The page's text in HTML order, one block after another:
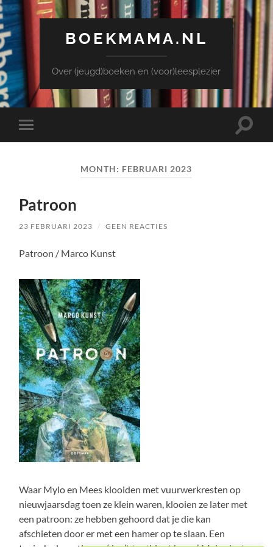
BOEKMAMA.NL
Over (jeugd)boeken en (voor)leesplezier
Toggle
mobiel
Toggle
MONTH: FEBRUARI 2023
Patroon
23 FEBRUARI 2023 / GEEN REACTIES
Patroon / Marco Kunst
Waar Mylo en Mees klooiden met vuurwerkresten op
nieuwjaarsdag toen ze klein waren, klooien ze later met
een patroon: ze hebben gehoord dat je die kan
afschieten door er met een hamer op te slaan. Een